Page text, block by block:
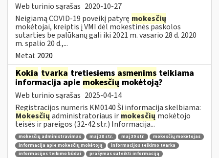
Web turinio sąrašas 2020-10-27
Neigiamą COVID-19 poveikį patyrę mokesčių
mokėtojai, kreiptis į VMI dėl mokestinės paskolos
sutarties be palūkanų gali iki 2021 m. vasario 28 d. 2020
m. spalio 20 d.,...
Metai: 2020
Kokia tvarka tretiesiems asmenims teikiama
informacija apie mokesčiųmokėtoją?
Web turinio sąrašas 2025-04-14
Registracijos numeris KM0140 Ši informacija skelbiama:
Mokesčių administratoriaus ir mokesčių mokėtojo
teisės ir pareigos (32-42 str.) Informacija...
mokesčių administravimas maį 38 str. maį 39 str.
mokesčių mokėtojas
informacija apie mokesčių mokėtoją
informacijos teikimo tvarka
informacijos teikimo būdai
prašymas suteikti informaciją